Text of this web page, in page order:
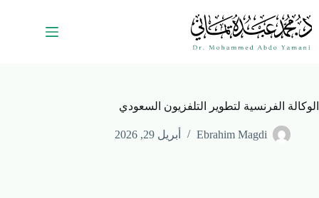
الوكالة الفرنسية لتطوير التلفزيون السعودي
Ebrahim Magdi أبريل 29, 2026